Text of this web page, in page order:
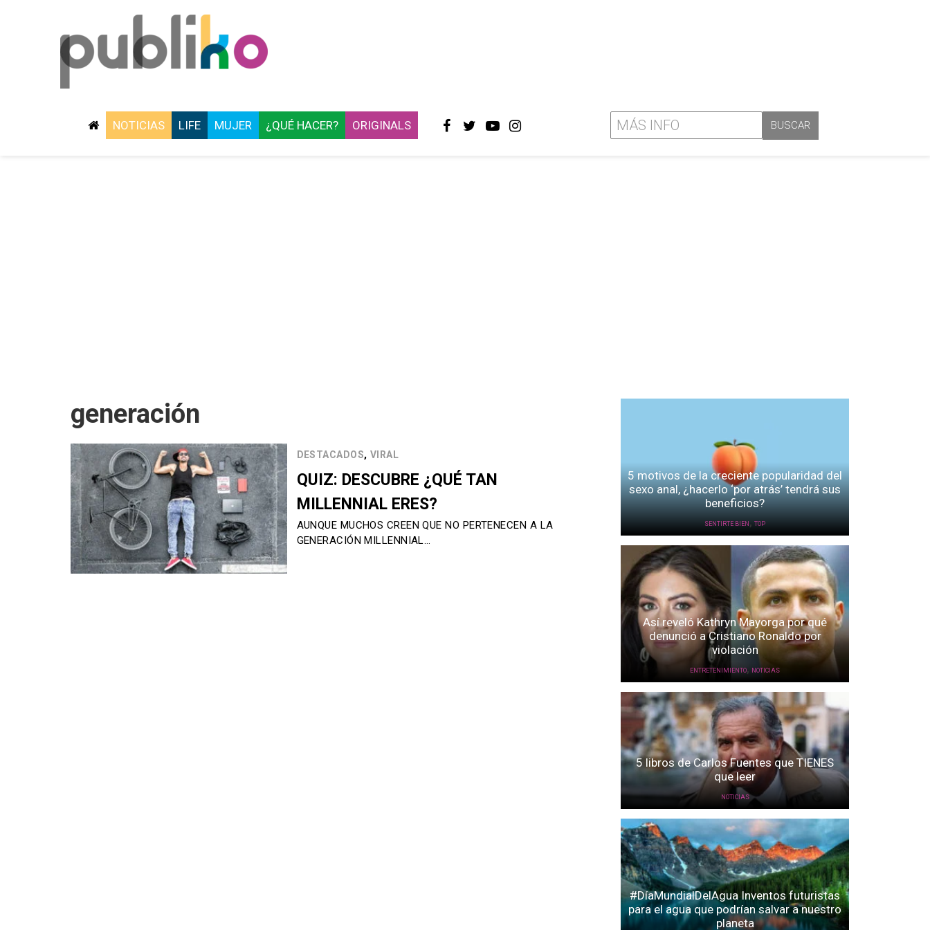
NOTICIAS LIFE MUJER ¿QUÉ HACER? ORIGINALS
generación
DESTACADOS, VIRAL
QUIZ: DESCUBRE ¿QUÉ TAN
MILLENNIAL ERES?
AUNQUE MUCHOS CREEN QUE NO PERTENECEN A LA
GENERACIÓN MILLENNIAL…
5 motivos de la creciente popularidad del
sexo anal, ¿hacerlo ‘por atrás’ tendrá sus
beneficios?
SENTIRTE BIEN , TOP
Así reveló Kathryn Mayorga por qué
denunció a Cristiano Ronaldo por
violación
ENTRETENIMIENTO, NOTICIAS
5 libros de Carlos Fuentes que TIENES
que leer
NOTICIAS
#DíaMundialDelAgua Inventos futuristas
para el agua que podrían salvar a nuestro
planeta